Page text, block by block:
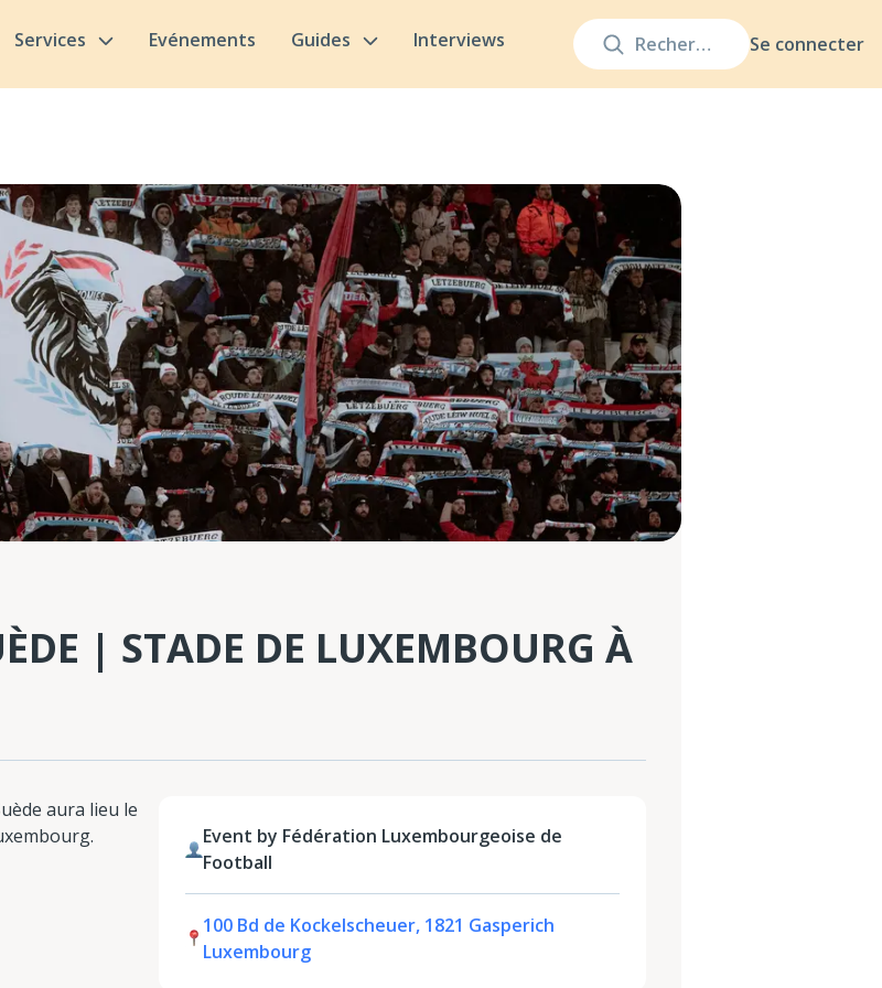
Se connecter
Services Evénements Guides Interviews
| STADE DE LUXEMBOURG À
aura lieu le
Event by Fédération Luxembourgeoise de
Football
100 Bd de Kockelscheuer, 1821 Gasperich
Luxembourg